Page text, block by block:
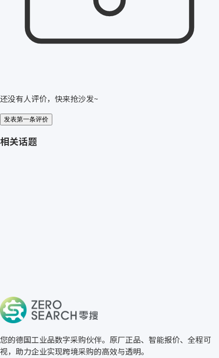
还没有人评价，快来抢沙发~
发表第一条评价
相关话题
关于零搜
您的德国工业品数字采购伙伴。原厂正品、智能报价、全程可
视，助力企业实现跨境采购的高效与透明。